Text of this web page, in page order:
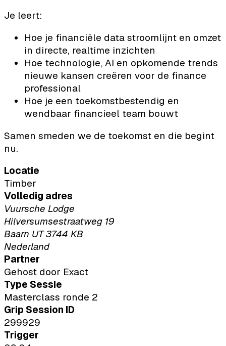
Je leert:
Hoe je financiële data stroomlijnt en omzet
in directe, realtime inzichten
Hoe technologie, AI en opkomende trends
nieuwe kansen creëren voor de finance
professional
Hoe je een toekomstbestendig en
wendbaar financieel team bouwt
Samen smeden we de toekomst en die begint
nu.
Locatie
Timber
Volledig adres
Vuursche Lodge
Hilversumsestraatweg 19
Baarn UT 3744 KB
Nederland
Partner
Gehost door Exact
Type Sessie
Masterclass ronde 2
Grip Session ID
299929
Trigger